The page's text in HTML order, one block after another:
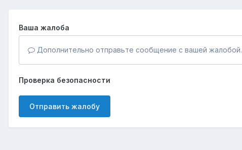
Ваша жалоба
Дополнительно отправьте сообщение с вашей жалобой.
Проверка безопасности
Отправить жалобу